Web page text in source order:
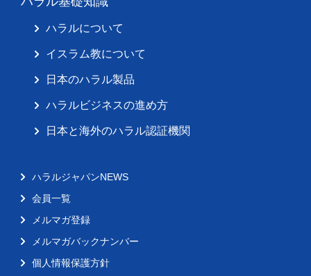
ハラルについて
イスラム教について
日本のハラル製品
ハラルビジネスの進め方
日本と海外のハラル認証機関
ハラルジャパンNEWS
会員一覧
メルマガ登録
メルマガバックナンバー
個人情報保護方針